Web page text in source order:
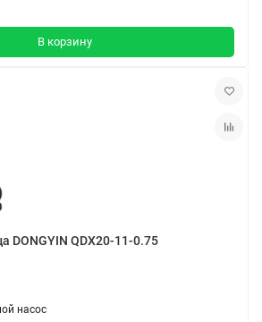
В корзину
DONGYIN QDX20-11-0.75
насос